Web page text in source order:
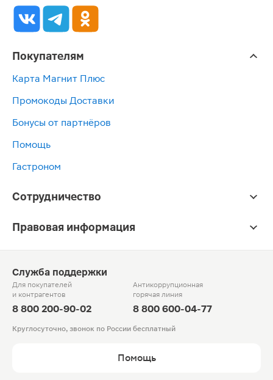
Покупателям
Карта Магнит Плюс
Промокоды Доставки
Бонусы от партнёров
Помощь
Гастроном
Сотрудничество
Правовая информация
Служба поддержки
Для покупателей
и контрагентов
8 800 200-90-02
Антикоррупционная
горячая линия
8 800 600-04-77
Круглосуточно, звонок по России бесплатный
Помощь